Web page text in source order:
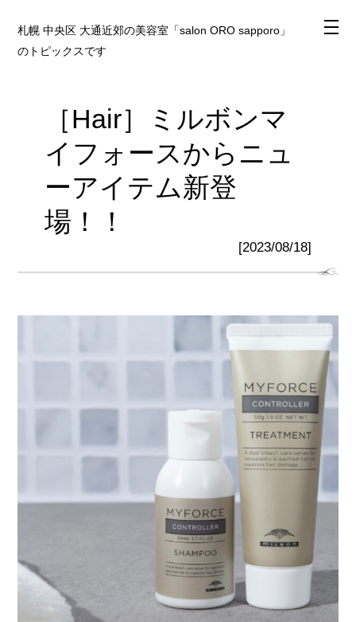
札幌 中央区 大通近郊の美容室「salon ORO sapporo」
のトピックスです
［Hair］ミルボンマ
イフォースからニュ
ーアイテム新登
場！！
[2023/08/18]